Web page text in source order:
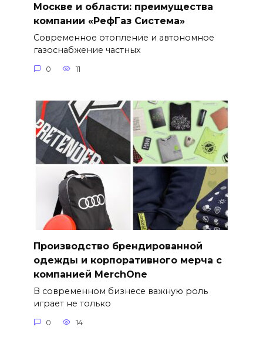
Москве и области: преимущества
компании «РефГаз Система»
Современное отопление и автономное
газоснабжение частных
0 11
Производство брендированной
одежды и корпоративного мерча с
компанией MerchOne
В современном бизнесе важную роль
играет не только
0 14